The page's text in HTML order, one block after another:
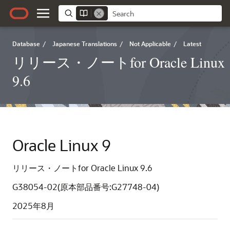
Database / Japanese Translations / Not Applicable / Latest
リリース・ノートfor Oracle Linux
9.6
Oracle Linux 9
リリース・ノートfor Oracle Linux 9.6
G38054-02(原本部品番号:G27748-04)
2025年8月